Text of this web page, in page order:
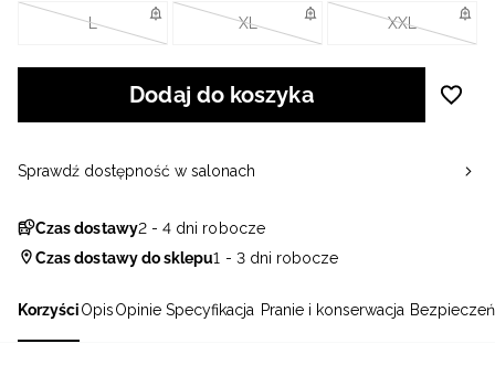
KorzyściOpisOpinie Specyfikacja Pranie i konserwacja
L XL XXL
Dodaj do koszyka
Czas dostawy2 - 4 dni robocze
Czas dostawy do sklepu1 - 3 dni robocze
Sprawdź dostępność w salonach